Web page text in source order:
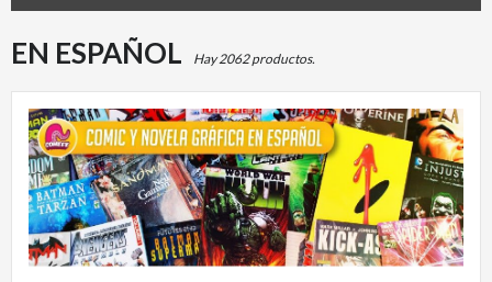
EN ESPAÑOL Hay 2062 productos.